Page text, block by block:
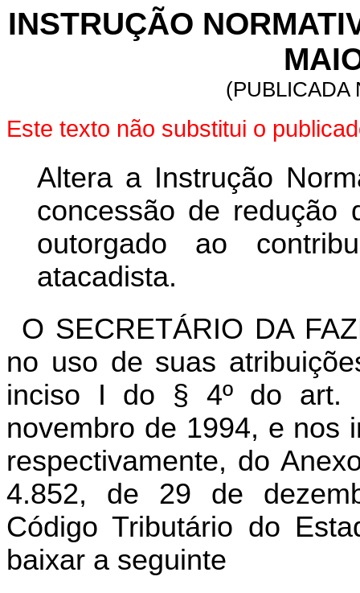
INSTRUÇÃO
(PUBLICADA
Este texto não substitui o
Altera a Instrução
concessão de
outorgado ao
atacadista.
O SECRETÁRIO DA
no uso de suas
inciso I do § 4º do art.
novembro de 1994, e nos
respectivamente, do
4.852, de 29 de
Código Tributário do
baixar a seguinte